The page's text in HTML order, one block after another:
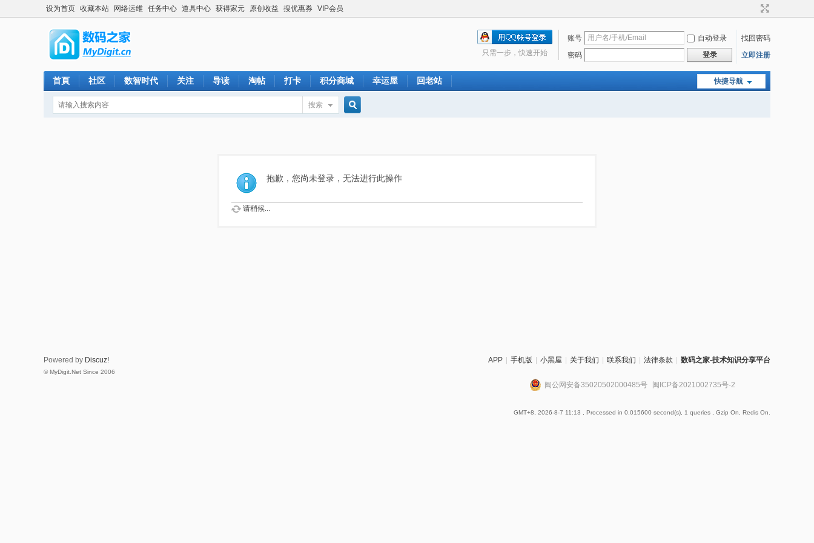
设为首页 收藏本站 网络运维 任务中心 道具中心 获得家元 原创收益 搜优惠券 VIP会员
账号 自动登录
找回密码
密码
登录 立即注册
只需一步，快速开始
快捷导航
首頁 社区 数智时代 关注 导读 淘帖 打卡 积分商城 幸运屋 回老站
搜索
索
抱歉，您尚未登录，无法进行此操作
请稍候...
APP 手机版 小黑屋 关于我们 联系我们 法律条款 数码之家-技术知识分享平台
闽公网安备35020502000485号 闽ICP备2021002735号-2
GMT+8, 2026-8-7 11:13 , Processed in 0.015600 second(s), 1 queries , Gzip On, Redis On.
Powered by Discuz!
© MyDigit.Net Since 2006